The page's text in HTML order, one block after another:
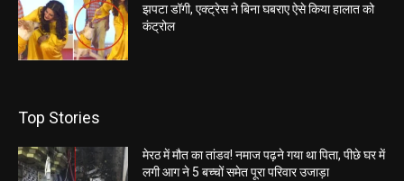
झपटा डॉगी, एक्ट्रेस ने बिना घबराए ऐसे किया हालात को
कंट्रोल
Top Stories
मेरठ में मौत का तांडव! नमाज पढ़ने गया था पिता, पीछे घर में
लगी आग ने 5 बच्चों समेत पूरा परिवार उजाड़ा